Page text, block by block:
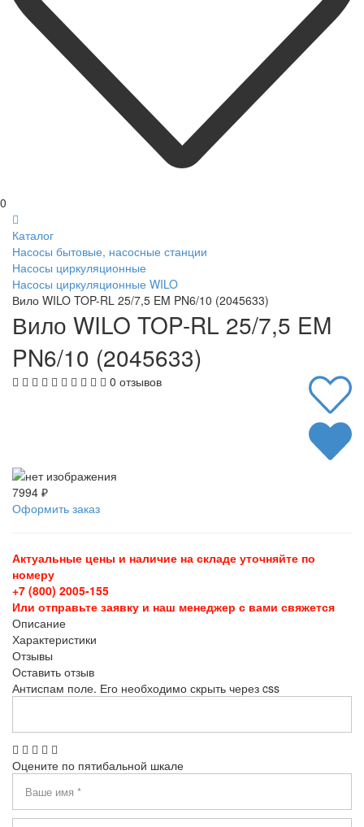
0
Каталог
Насосы бытовые, насосные станции
Насосы циркуляционные
Насосы циркуляционные WILO
Вило WILO TOP-RL 25/7,5 EM PN6/10 (2045633)
Вило WILO TOP-RL 25/7,5 EM
PN6/10 (2045633)
0 отзывов
7994 ₽
Оформить заказ
Актуальные цены и наличие на складе уточняйте по
номеру
+7 (800) 2005-155
Или отправьте заявку и наш менеджер с вами свяжется
Описание
Характеристики
Отзывы
Оставить отзыв
Антиспам поле. Его необходимо скрыть через css
Оцените по пятибальной шкале